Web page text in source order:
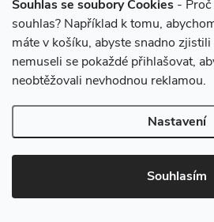
Souhlas se soubory Cookies -
souhlas? Například k tomu,
máte v košíku, abyste snadno
nemuseli se pokaždé přihlašovat,
neobtěžovali nevhodnou reklamou.
Nastavení
Souhlasím
10ml - 0mg
co k